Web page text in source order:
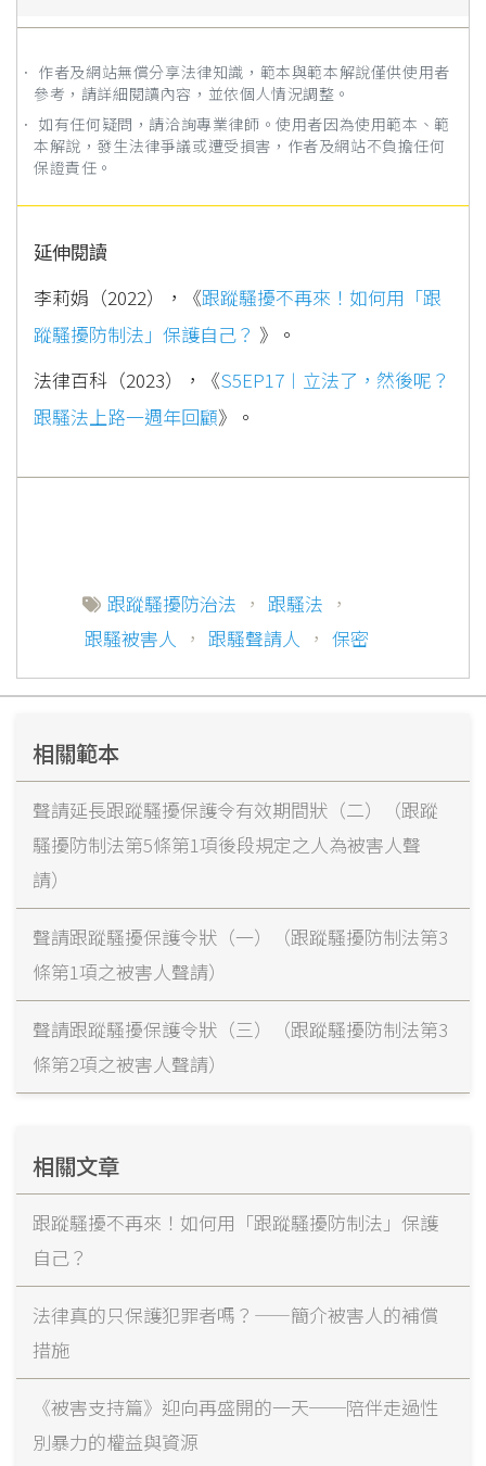
． 作者及網站無償分享法律知識，範本與範本解說僅供使用者
參考，請詳細閱讀內容，並依個人情況調整。
． 如有任何疑問，請洽詢專業律師。使用者因為使用範本、範
本解說，發生法律爭議或遭受損害，作者及網站不負擔任何
保證責任。
延伸閱讀
李莉娟（2022），《跟蹤騷擾不再來！如何用「跟
蹤騷擾防制法」保護自己？ 》。
法律百科（2023），《S5EP17︱立法了，然後呢？
跟騷法上路一週年回顧》。
跟蹤騷擾防治法 ， 跟騷法 ，
跟騷被害人
， 跟騷聲請人 ， 保密
相關範本
聲請延長跟蹤騷擾保護令有效期間狀（二）（跟蹤
騷擾防制法第5條第1項後段規定之人為被害人聲
請）
聲請跟蹤騷擾保護令狀（一）（跟蹤騷擾防制法第3
條第1項之被害人聲請）
聲請跟蹤騷擾保護令狀（三）（跟蹤騷擾防制法第3
條第2項之被害人聲請）
相關文章
跟蹤騷擾不再來！如何用「跟蹤騷擾防制法」保護
自己？
法律真的只保護犯罪者嗎？——簡介被害人的補償
措施
《被害支持篇》迎向再盛開的一天──陪伴走過性
別暴力的權益與資源